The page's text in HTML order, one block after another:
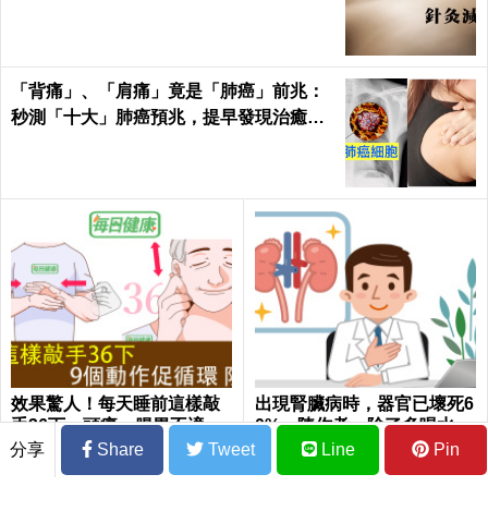
「背痛」、「肩痛」竟是「肺癌」前兆：
秒測「十大」肺癌預兆，提早發現治癒率
效果驚人！每天睡前這樣敲
手36下，頭痛、腸胃不適、
疲勞全消失，還能預防腦中
風！｜每日健康Health
出現腎臟病時，器官已壞死6
0% 陳作孝：除了多喝水，
還需注意這些事｜每日健康
Health
分享 Share Tweet Line Pin